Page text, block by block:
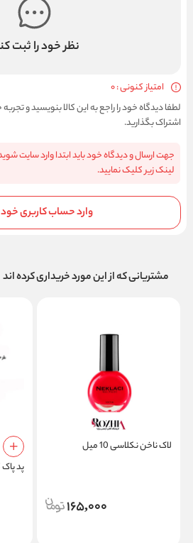
نظر خود را ثبت
امتیاز کنونی : 0
لطفا دیدگاه خود را راجع به این کالا بنویسید و تجربه
اشتراک بگذارید.
جهت ارسال و دیدگاه خود باید ابتدا وارد سایت
لینک زیر کلیک نمایید.
وارد حساب کاربری
مشتریانی که از این مورد خریداری کرده اند
لاک ناخن نکلاسی 10 میل
165,000
پد پاک